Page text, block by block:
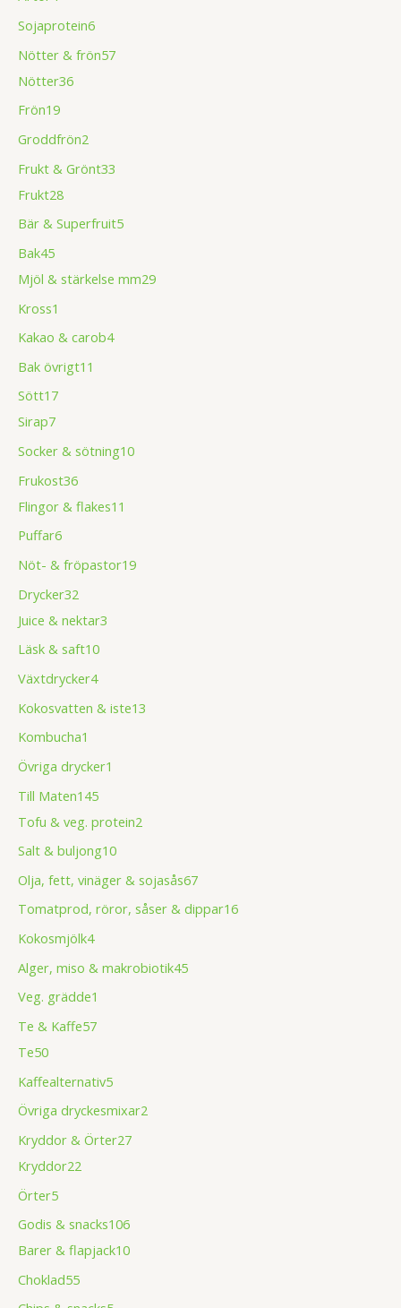
Sojaprotein6
Nötter & frön57
Nötter36
Frön19
Groddfrön2
Frukt & Grönt33
Frukt28
Bär & Superfruit5
Bak45
Mjöl & stärkelse mm29
Kross1
Kakao & carob4
Bak övrigt11
Sött17
Sirap7
Socker & sötning10
Frukost36
Flingor & flakes11
Puffar6
Nöt- & fröpastor19
Drycker32
Juice & nektar3
Läsk & saft10
Växtdrycker4
Kokosvatten & iste13
Kombucha1
Övriga drycker1
Till Maten145
Tofu & veg. protein2
Salt & buljong10
Olja, fett, vinäger & sojasås67
Tomatprod, röror, såser & dippar16
Kokosmjölk4
Alger, miso & makrobiotik45
Veg. grädde1
Te & Kaffe57
Te50
Kaffealternativ5
Övriga dryckesmixar2
Kryddor & Örter27
Kryddor22
Örter5
Godis & snacks106
Barer & flapjack10
Choklad55